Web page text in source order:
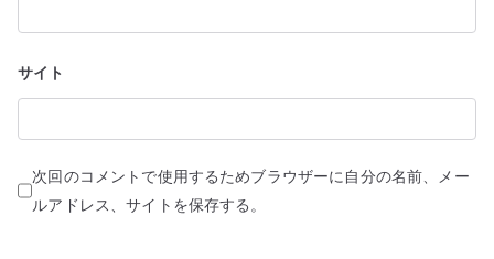
サイト
次回のコメントで使用するためブラウザーに自分の名前、メー
ルアドレス、サイトを保存する。